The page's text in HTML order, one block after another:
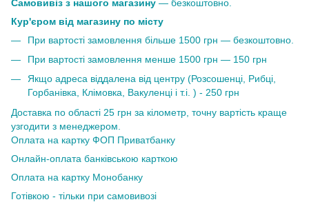
Самовивіз з нашого магазину — безкоштовно.
Кур'єром від магазину по місту
При вартості замовлення більше 1500 грн — безкоштовно.
При вартості замовлення менше 1500 грн — 150 грн
Якщо адреса віддалена від центру (Розсошенці, Рибці,
Горбанівка, Клімовка, Вакуленці і т.і. ) - 250 грн
Доставка по області 25 грн за кілометр, точну вартість краще
узгодити з менеджером.
Оплата на картку ФОП Приватбанку
Онлайн-оплата банківською карткою
Оплата на картку Монобанку
Готівкою - тільки при самовивозі